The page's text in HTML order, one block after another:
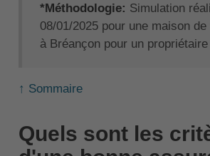
*Méthodologie: Simulation
08/01/2025 pour une maison
à Bréançon pour un
↑ Sommaire
Quels sont les